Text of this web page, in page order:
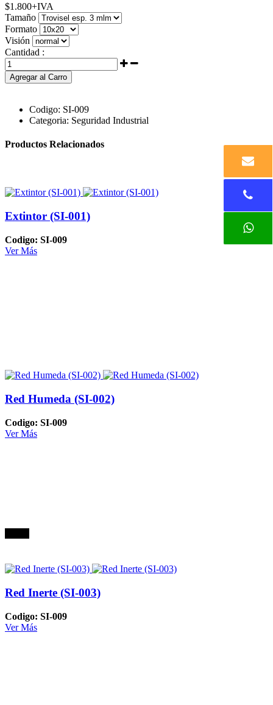
$1.800+IVA
Tamaño
Formato
Visión
Cantidad :
Agregar al Carro
Codigo: SI-009
Categoria: Seguridad Industrial
Productos Relacionados
Extintor (SI-001)
Codigo: SI-009
Ver Más
Red Humeda (SI-002)
Codigo: SI-009
Ver Más
Red Inerte (SI-003)
Codigo: SI-009
Ver Más